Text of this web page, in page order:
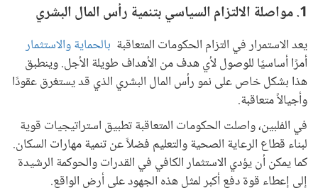
1. مواصلة الالتزام السياسي بتنمية رأس المال البشري
يعد الاستمرار في التزام الحكومات المتعاقبة بالحماية والاستثمار
أمرًا أساسيًا للوصول لأي هدف من الأهداف طويلة الأجل. وينطبق
هذا بشكل خاص على نمو رأس المال البشري الذي قد يستغرق عقودًا
وأجيالاً متعاقبة.
في الفلبين، واصلت الحكومات المتعاقبة تطبيق استراتيجيات قوية
لبناء قطاع الرعاية الصحية والتعليم فضلاً عن تنمية مهارات السكان.
كما يمكن أن يؤدي الاستثمار الكافي في القدرات والحوكمة الرشيدة
إلى إعطاء قوة دفع أكبر لمثل هذه الجهود على أرض الواقع.